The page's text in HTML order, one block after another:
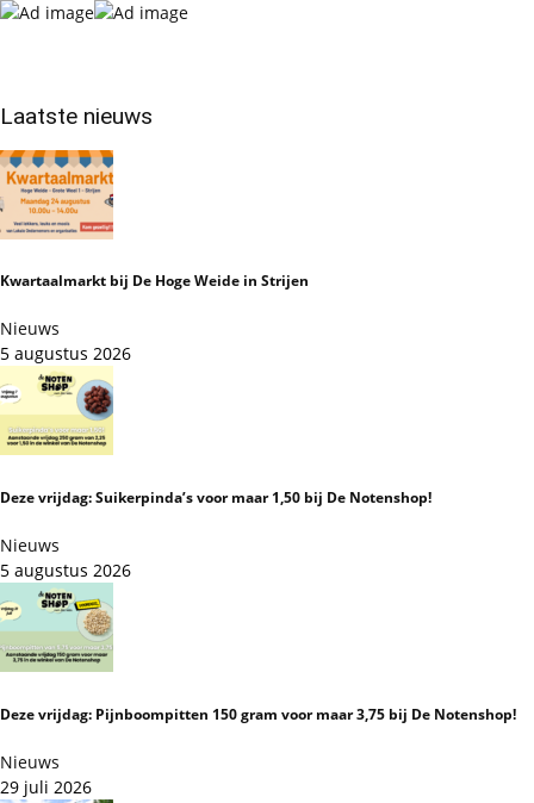
Laatste nieuws
Kwartaalmarkt bij De Hoge Weide in Strijen
Nieuws
5 augustus 2026
Deze vrijdag: Suikerpinda’s voor maar 1,50 bij De Notenshop!
Nieuws
5 augustus 2026
Deze vrijdag: Pijnboompitten 150 gram voor maar 3,75 bij De Notenshop!
Nieuws
29 juli 2026